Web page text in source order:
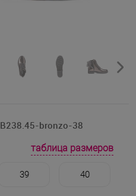
B238.45-bronzo-38
таблица размеров
39 40